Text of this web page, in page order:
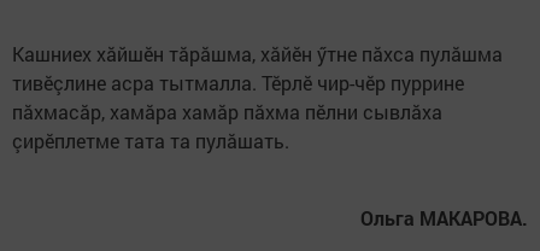
Кашниех хăйшӗн тăрăшма, хăйӗн ӳтне пăхса пулăшма
тивӗçлине асра тытмалла. Тӗрлӗ чир-чӗр пуррине
пăхмасăр, хамăра хамăр пăхма пӗлни сывлăха
çирӗплетме тата та пулăшать.
Ольга МАКАРОВА.